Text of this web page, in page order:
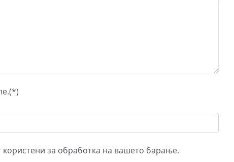
користени за обработка на вашето барање.